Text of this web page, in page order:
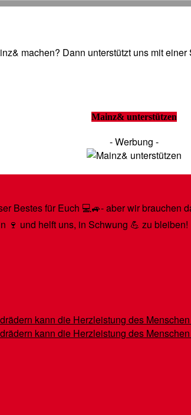
machen? Dann unterstützt uns mit einer
Mainz& unterstützen
- Werbung -
Bestes für Euch 💻🚙- aber wir
🍷 und helft uns, in Schwung 💪 zu bleiben!
kann die Herzleistung des
kann die Herzleistung des